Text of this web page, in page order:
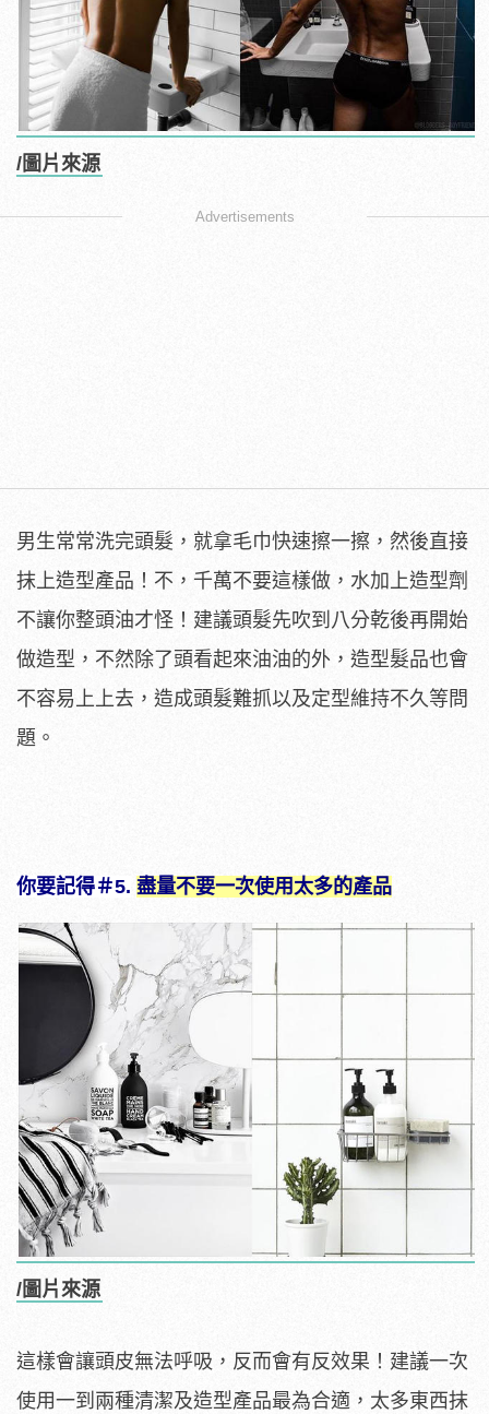
/圖片來源
Advertisements
男生常常洗完頭髮，就拿毛巾快速擦一擦，然後直接
抹上造型產品！不，千萬不要這樣做，水加上造型劑
不讓你整頭油才怪！建議頭髮先吹到八分乾後再開始
做造型，不然除了頭看起來油油的外，造型髮品也會
不容易上上去，造成頭髮難抓以及定型維持不久等問
題。
你要記得＃5. 盡量不要一次使用太多的產品
/圖片來源
這樣會讓頭皮無法呼吸，反而會有反效果！建議一次
使用一到兩種清潔及造型產品最為合適，太多東西抹